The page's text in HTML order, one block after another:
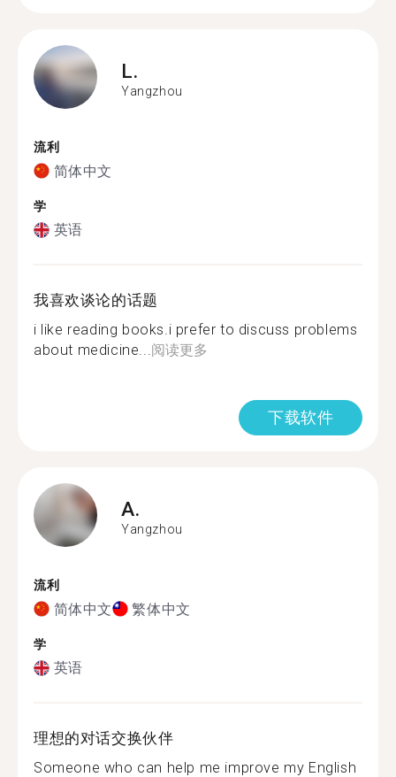
L.
Yangzhou
流利
简体中文
学
英语
我喜欢谈论的话题
i like reading books.i prefer to discuss problems
about medicine...阅读更多
下载软件
A.
Yangzhou
流利
简体中文 繁体中文
学
英语
理想的对话交换伙伴
Someone who can help me improve my English